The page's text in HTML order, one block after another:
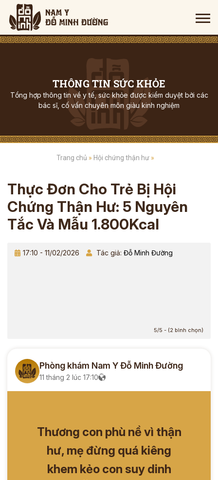
THÔNG TIN SỨC KHỎE
Tổng hợp thông tin về y tế, sức khỏe được kiểm duyệt bởi các
bác sĩ, cố vấn chuyên môn giàu kinh nghiệm
Trang chủ » Hội chứng thận hư»
Thực Đơn Cho Trẻ Bị Hội
Chứng Thận Hư: 5 Nguyên
Tắc Và Mẫu 1.800Kcal
17:10 - 11/02/2026 Tác giả: Đỗ Minh Đường
5/5 - (2 bình chọn)
Phòng khám Nam Y Đỗ Minh Đường
11 tháng 2 lúc 17:10
Thương con phù nề vì thận
hư, mẹ đừng quá kiêng
khem kẻo con suy dinh